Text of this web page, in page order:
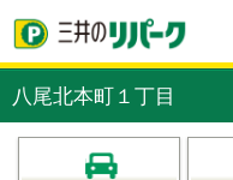
八尾北本町１丁目